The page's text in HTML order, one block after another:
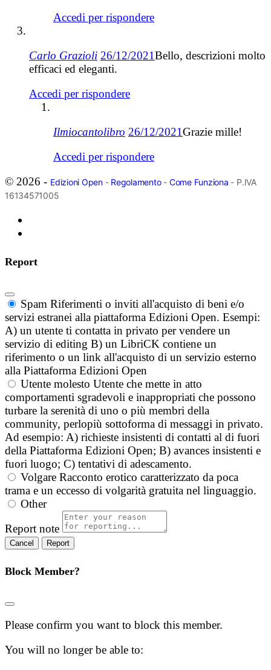
Accedi per rispondere
Carlo Grazioli 26/12/2021Bello, descrizioni molto
efficaci ed eleganti.
Accedi per rispondere
Ilmiocantolibro 26/12/2021Grazie mille!
Accedi per rispondere
© 2026 - Edizioni Open- Regolamento- Come Funziona - P.IVA
16134571005
Report
Spam Riferimenti o inviti all'acquisto di beni e/o
servizi estranei alla piattaforma Edizioni Open. Esempi:
A) un utente ti contatta in privato per vendere un
servizio di editing B) un LibriCK contiene un
riferimento o un link all'acquisto di un servizio esterno
alla Piattaforma Edizioni Open
Utente molesto Utente che mette in atto
comportamenti sgradevoli e inappropriati che possono
turbare la serenità di uno o più membri della
community, perlopiù sottoforma di messaggi in privato.
Ad esempio: A) richieste insistenti di contatti al di fuori
della Piattaforma Edizioni Open; B) avances insistenti e
fuori luogo; C) tentativi di adescamento.
Volgare Racconto erotico caratterizzato da poca
trama e un eccesso di volgarità gratuita nel linguaggio.
Other
Report note
Report
Block Member?
Please confirm you want to block this member.
You will no longer be able to: